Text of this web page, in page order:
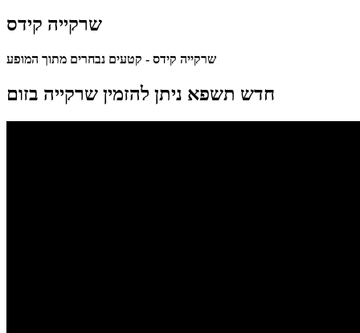
שרקייה קידס
שרקייה קידס - קטעים נבחרים מתוך המופע
חדש תשפא ניתן להזמין שרקייה בזום